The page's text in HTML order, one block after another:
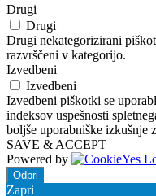
Drugi
Drugi
Drugi nekategorizirani
razvrščeni v kategorijo.
Izvedbeni
Izvedbeni
Izvedbeni piškotki se
indeksov uspešnosti
boljše uporabniške izkušnje
SAVE & ACCEPT
Powered by
Odpri
Zapri